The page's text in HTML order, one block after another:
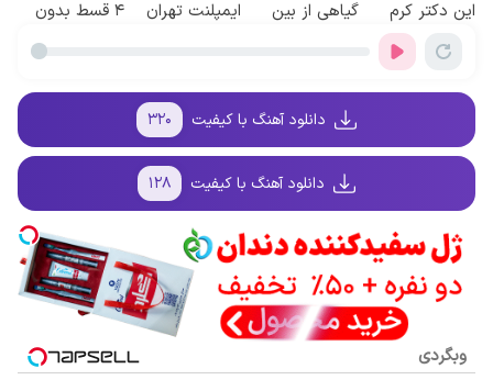
این دکتر کرم
ترمیم کننده 23
روزه ساخت!
گیاهی از بین
ایمپلنت تهران
۴ قسط بدون
دانلود آهنگ با کیفیت ۳۲۰
دانلود آهنگ با کیفیت ۱۲۸
وبگردی